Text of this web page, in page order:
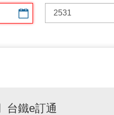
選擇日期
台鐵e訂通